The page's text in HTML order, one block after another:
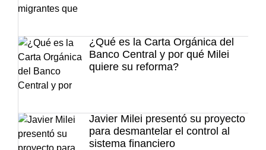
¿Qué es la Carta Orgánica del
Banco Central y por qué Milei
quiere su reforma?
Javier Milei presentó su proyecto
para desmantelar el control al
sistema financiero